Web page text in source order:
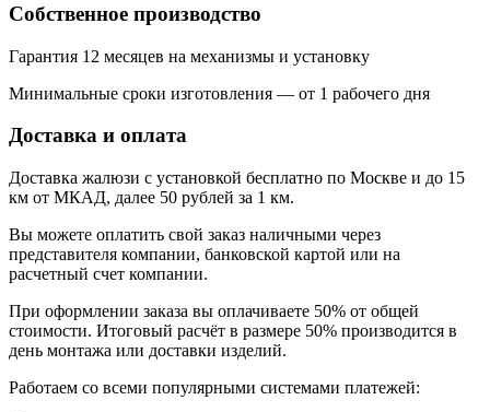
Собственное производство
Гарантия 12 месяцев на механизмы и установку
Минимальные сроки изготовления — от 1 рабочего дня
Доставка и оплата
Доставка жалюзи с установкой бесплатно по Москве и до 15
км от МКАД, далее 50 рублей за 1 км.
Вы можете оплатить свой заказ наличными через
представителя компании, банковской картой или на
расчетный счет компании.
При оформлении заказа вы оплачиваете 50% от общей
стоимости. Итоговый расчёт в размере 50% производится в
день монтажа или доставки изделий.
Работаем со всеми популярными системами платежей: